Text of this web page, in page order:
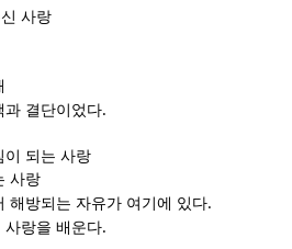
사랑
과 결단이었다.
이 되는 사랑
사랑
해방되는 자유가 여기에 있다.
사랑을 배운다.